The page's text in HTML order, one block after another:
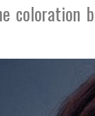
coloration